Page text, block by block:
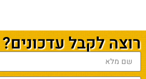
רוצה לקבל עדכונים?